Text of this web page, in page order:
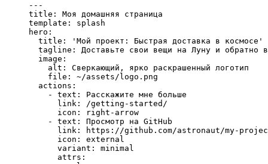
---
title : Моя домашняя страница
template : splash
hero :
title : ' Мой проект: Быстрая доставка в космосе '
tagline : Доставьте свои вещи на Луну и обратно
image :
alt : Сверкающий, ярко раскрашенный логотип
file : ~/assets/logo.png
actions :
- text : Расскажите мне больше
link : /getting-started/
icon :
right-arrow
- text : Просмотр на GitHub
link :
https://github.com/astronaut/my-
icon : external
variant : minimal
attrs :